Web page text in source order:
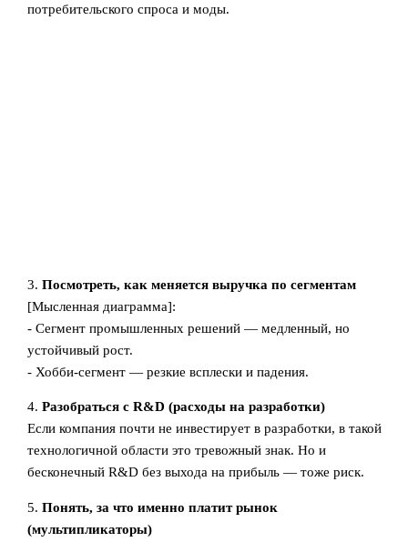
потребительского спроса и моды.
3.Посмотреть, как меняется выручка по сегментам
[Мысленная диаграмма]:
- Сегмент промышленных решений — медленный, но
устойчивый рост.
- Хобби-сегмент — резкие всплески и падения.
4.Разобраться с R&D (расходы на разработки)
Если компания почти не инвестирует в разработки, в такой
технологичной области это тревожный знак. Но и
бесконечный R&D без выхода на прибыль — тоже риск.
5.Понять, за что именно платит рынок
(мультипликаторы)